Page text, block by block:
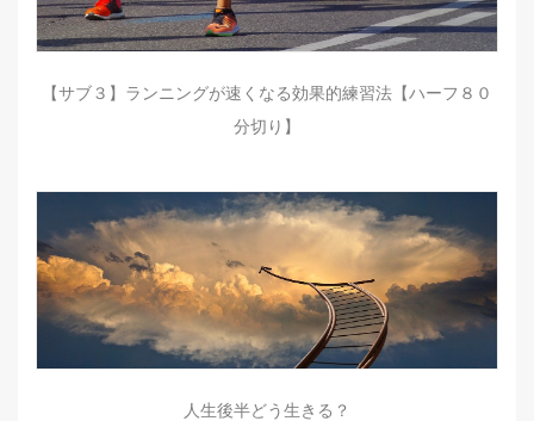
【サブ３】ランニングが速くなる効果的練習法【ハーフ８０
分切り】
人生後半どう生きる？